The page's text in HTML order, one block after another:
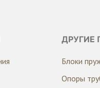
ДРУГИЕ
Блоки
Опоры